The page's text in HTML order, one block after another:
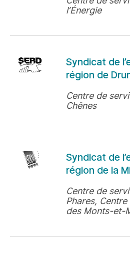
l’Énergie
Syndicat de
région de
Centre de
Chênes
Syndicat de
région de la
Centre de
Phares,
des Monts-et-